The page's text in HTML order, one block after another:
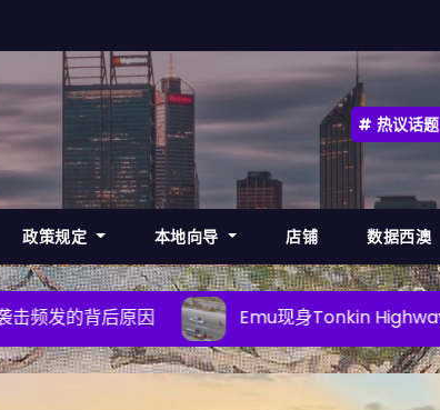
热议话题
政策规定 本地向导 店铺 数据西澳
Emu现身Tonkin Highway，司机需提高警惕